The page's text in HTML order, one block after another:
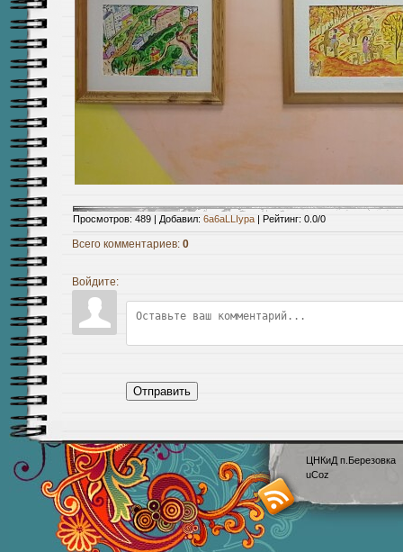
Просмотров: 489 | Добавил: 6a6aLLIypa | Рейтинг: 0.0/0
Всего комментариев: 0
Войдите:
Отправить
ЦНКиД п.Березовка
uCoz